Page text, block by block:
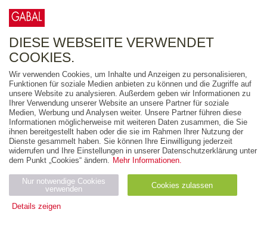
FREITEXT
AUSGABEART
AUS DER REIHE
ZUM THEMA
Neuerscheinung
Bestseller
PREIS
DIESE WEBSEITE VERWENDET
COOKIES.
Wir verwenden Cookies, um Inhalte und Anzeigen zu personalisieren,
Funktionen für soziale Medien anbieten zu können und die Zugriffe auf
unsere Website zu analysieren. Außerdem geben wir Informationen zu
Ihrer Verwendung unserer Website an unsere Partner für soziale
Medien, Werbung und Analysen weiter. Unsere Partner führen diese
Informationen möglicherweise mit weiteren Daten zusammen, die Sie
ihnen bereitgestellt haben oder die sie im Rahmen Ihrer Nutzung der
Dienste gesammelt haben. Sie können Ihre Einwilligung jederzeit
widerrufen und Ihre Einstellungen in unserer Datenschutzerklärung unter
dem Punkt „Cookies“ ändern. Mehr Informationen.
Nur notwendige Cookies
verwenden
Cookies zulassen
Details zeigen